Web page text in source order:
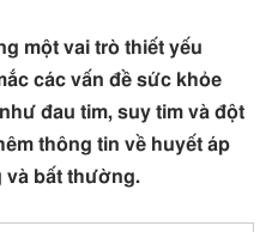
một vai trò thiết yếu
các vấn đề sức khỏe
đau tim, suy tim và đột
thông tin về huyết áp
và bất thường.